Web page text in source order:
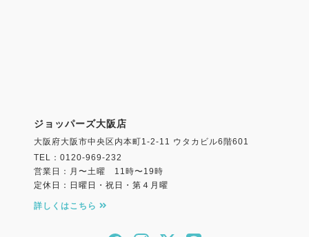
ジョッパーズ大阪店
大阪府大阪市中央区内本町1-2-11 ウタカビル6階601
TEL：0120-969-232
営業日：月〜土曜 11時〜19時
定休日：日曜日・祝日・第４月曜
詳しくはこちら